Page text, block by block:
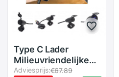
Type C Lader
Milieuvriendelijke
Telefoon Oplader
Adviesprijs:€67.89